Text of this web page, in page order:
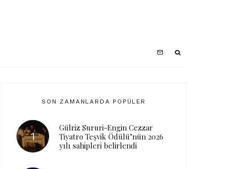
SON ZAMANLARDA POPÜLER
Gülriz Sururi-Engin Cezzar
Tiyatro Teşvik Ödülü’nün 2026
yılı sahipleri belirlendi